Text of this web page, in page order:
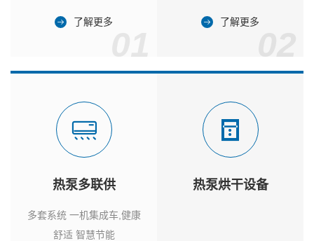
了解更多 了解更多
热泵多联供
多套系统 一机集成车,健康
舒适 智慧节能
热泵烘干设备